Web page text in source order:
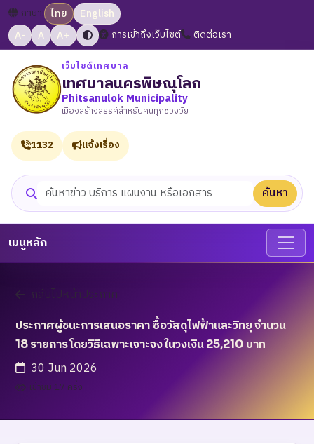
ภาษา: ไทย
English
A-
A A+ การเข้าถึงเว็บไซต์ ติดต่อเรา
เว็บไซต์เทศบาล
เทศบาลนครพิษณุโลก
Phitsanulok Municipality
เมืองสร้างสรรค์สำหรับคนทุกช่วงวัย
ค้นหาเว็บไซต์ ค้นหา
1132 แจ้งเรื่อง
เมนูหลัก
กลับไปหน้าประกาศ
ประกาศผู้ชนะการเสนอราคา ซื้อวัสดุไฟฟ้าและวิทยุ จำนวน
18 รายการ โดยวิธีเฉพาะเจาะจง ในวงเงิน 25,210 บาท
30 Jun 2026
เข้าชม 17 ครั้ง